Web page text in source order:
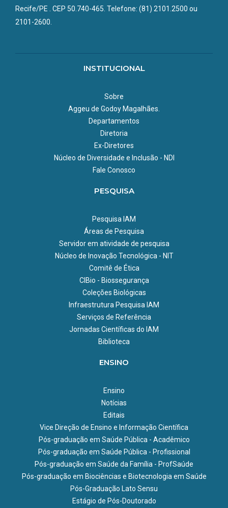
Recife/PE . CEP 50.740-465. Telefone: (81) 2101.2500 ou
2101-2600.
INSTITUCIONAL
Sobre
Aggeu de Godoy Magalhães.
Departamentos
Diretoria
Ex-Diretores
Núcleo de Diversidade e Inclusão - NDI
Fale Conosco
PESQUISA
Pesquisa IAM
Áreas de Pesquisa
Servidor em atividade de pesquisa
Núcleo de Inovação Tecnológica - NIT
Comitê de Ética
CIBio - Biossegurança
Coleções Biológicas
Infraestrutura Pesquisa IAM
Serviços de Referência
Jornadas Científicas do IAM
Biblioteca
ENSINO
Ensino
Notícias
Editais
Vice Direção de Ensino e Informação Científica
Pós-graduação em Saúde Pública - Acadêmico
Pós-graduação em Saúde Pública - Profissional
Pós-graduação em Saúde da Família - ProfSaúde
Pós-graduação em Biociências e Biotecnologia em Saúde
Pós-Graduação Lato Sensu
Estágio de Pós-Doutorado